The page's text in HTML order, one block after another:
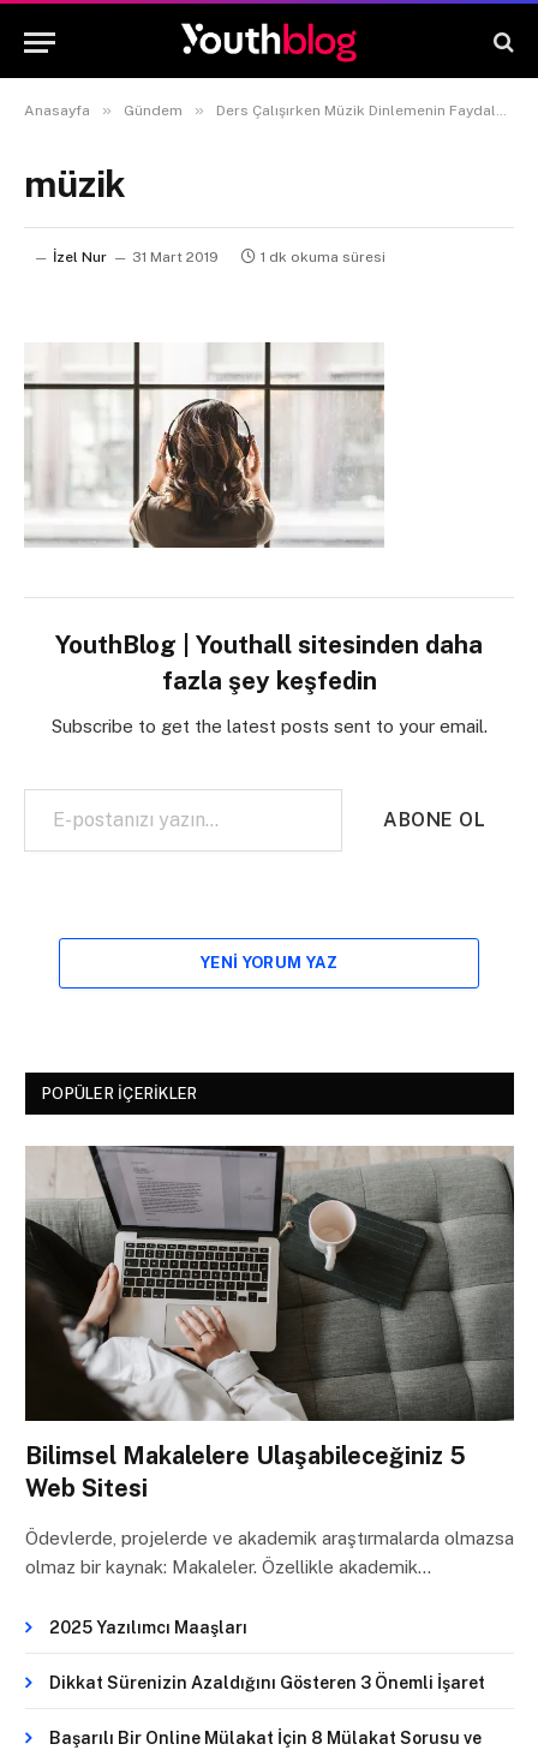
Anasayfa » Gündem » Ders Çalışırken Müzik Dinlemenin Faydaları
müzik
İzel Nur 31 Mart 2019 1 dk okuma süresi
YouthBlog | Youthall sitesinden daha
fazla şey keşfedin
Subscribe to get the latest posts sent to your email.
E-postanızı yazın…
ABONE OL
YENI YORUM YAZ
POPÜLER İÇERIKLER
Bilimsel Makalelere Ulaşabileceğiniz 5
Web Sitesi
Ödevlerde, projelerde ve akademik araştırmalarda olmazsa
olmaz bir kaynak: Makaleler. Özellikle akademik…
2025 Yazılımcı Maaşları
Dikkat Sürenizin Azaldığını Gösteren 3 Önemli İşaret
Başarılı Bir Online Mülakat İçin 8 Mülakat Sorusu ve